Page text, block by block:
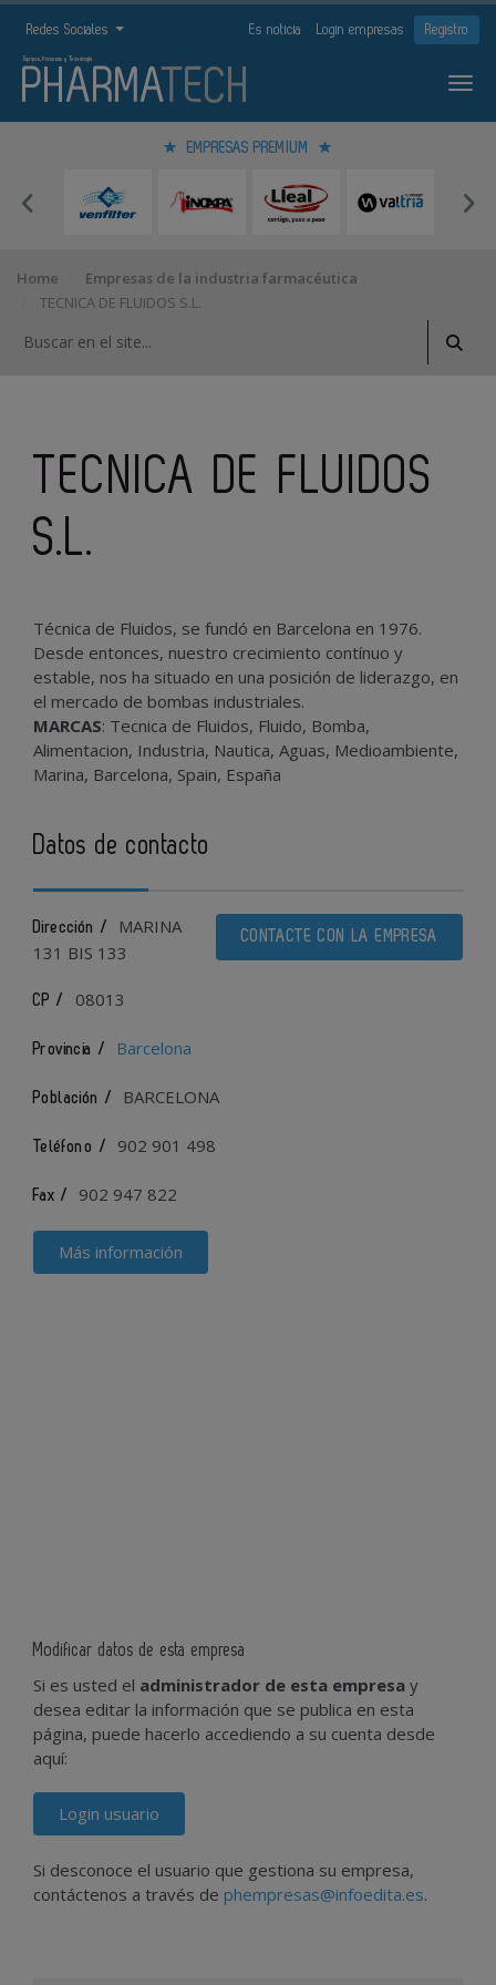
Redes Sociales Es noticia Login empresas Registro
EMPRESAS PREMIUM
Home
Empresas de la industria farmacéutica
TECNICA DE FLUIDOS S.L.
TECNICA DE FLUIDOS
S.L.
Técnica de Fluidos, se fundó en Barcelona en 1976.
Desde entonces, nuestro crecimiento contínuo y
estable, nos ha situado en una posición de liderazgo, en
el mercado de bombas industriales.
MARCAS: Tecnica de Fluidos, Fluido, Bomba,
Alimentacion, Industria, Nautica, Aguas, Medioambiente,
Marina, Barcelona, Spain, España
Datos de contacto
CONTACTE CON LA EMPRESA
Dirección /
MARINA
131 BIS 133
CP / 08013
Provincia / Barcelona
Población / BARCELONA
Teléfono / 902 901 498
Fax / 902 947 822
Más información
Modificar datos de esta empresa
Si es usted el administrador de esta empresa y
desea editar la información que se publica en esta
página, puede hacerlo accediendo a su cuenta desde
aquí:
Login usuario
Si desconoce el usuario que gestiona su empresa,
contáctenos a través de phempresas@infoedita.es.